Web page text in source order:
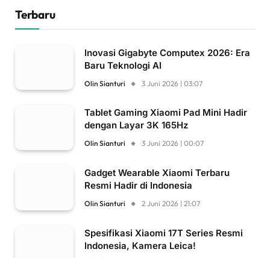
Terbaru
Inovasi Gigabyte Computex 2026: Era
Baru Teknologi AI
Olin Sianturi 3 Juni 2026 | 03:07
Tablet Gaming Xiaomi Pad Mini Hadir
dengan Layar 3K 165Hz
Olin Sianturi 3 Juni 2026 | 00:07
Gadget Wearable Xiaomi Terbaru
Resmi Hadir di Indonesia
Olin Sianturi 2 Juni 2026 | 21:07
Spesifikasi Xiaomi 17T Series Resmi
Indonesia, Kamera Leica!